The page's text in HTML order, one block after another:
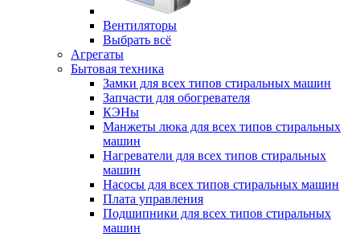
Вентиляторы
Выбрать всё
Агрегаты
Бытовая техника
Замки для всех типов стиральных машин
Запчасти для обогревателя
КЭНы
Манжеты люка для всех типов стиральных
машин
Нагреватели для всех типов стиральных
машин
Насосы для всех типов стиральных машин
Плата управления
Подшипники для всех типов стиральных
машин